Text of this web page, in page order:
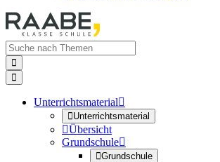


Unterrichtsmaterial
Unterrichtsmaterial
Übersicht
Grundschule
Grundschule